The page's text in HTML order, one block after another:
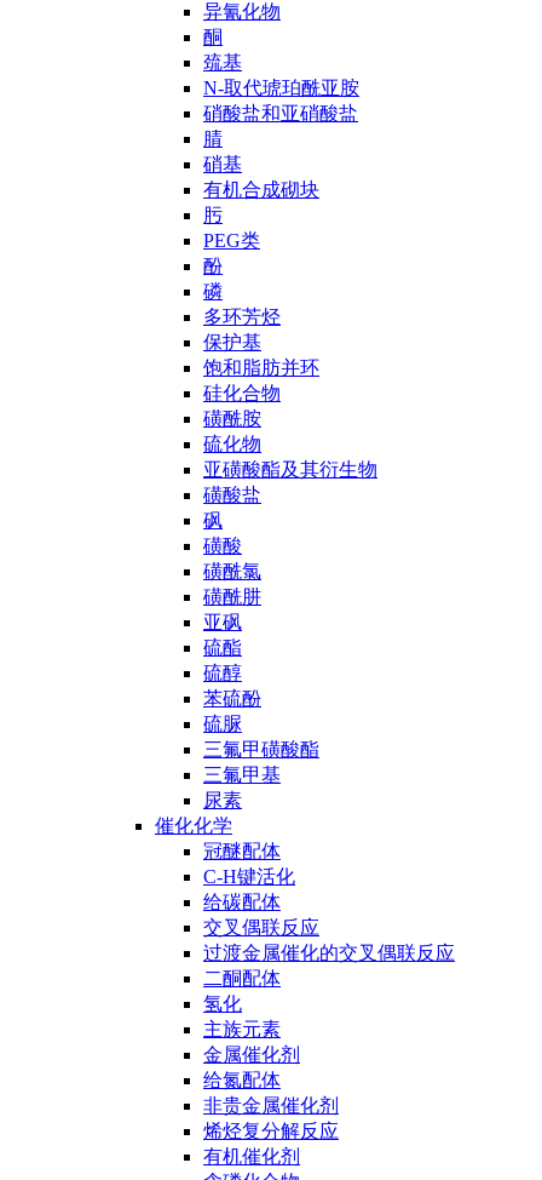
异氰化物
酮
巯基
N-取代琥珀酰亚胺
硝酸盐和亚硝酸盐
腈
硝基
有机合成砌块
肟
PEG类
酚
磷
多环芳烃
保护基
饱和脂肪并环
硅化合物
磺酰胺
硫化物
亚磺酸酯及其衍生物
磺酸盐
砜
磺酸
磺酰氯
磺酰肼
亚砜
硫酯
硫醇
苯硫酚
硫脲
三氟甲磺酸酯
三氟甲基
尿素
催化化学
冠醚配体
C-H键活化
给碳配体
交叉偶联反应
过渡金属催化的交叉偶联反应
二酮配体
氢化
主族元素
金属催化剂
给氮配体
非贵金属催化剂
烯烃复分解反应
有机催化剂